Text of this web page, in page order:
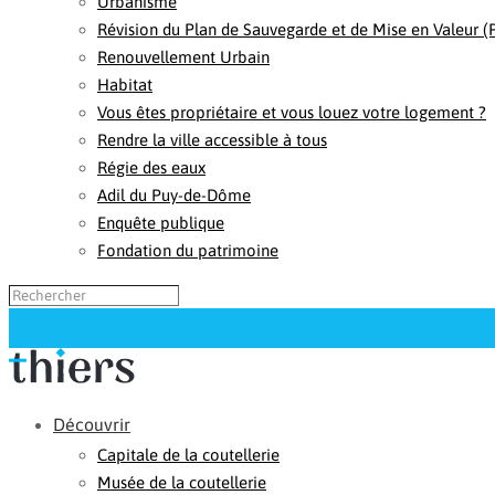
Révision du Plan de Sauvegarde et de Mise en Valeur
Renouvellement Urbain
Habitat
Vous êtes propriétaire et vous louez votre logement ?
Rendre la ville accessible à tous
Régie des eaux
Adil du Puy-de-Dôme
Enquête publique
Fondation du patrimoine
Découvrir
Capitale de la coutellerie
Musée de la coutellerie